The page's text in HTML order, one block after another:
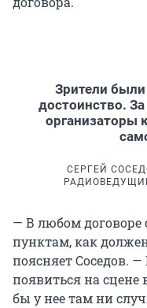
Зрители
достоинство.
организаторы
СЕРГЕЙ
— В любом договоре
пунктам, как
поясняет Соседов.
появиться на сцене
бы у нее там ни